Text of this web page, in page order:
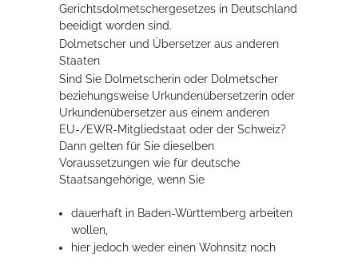
Spaß unter prickelnden Wasserfällen, das rauschende Meer im
Wellenbecken oder doch lieber die pure Entspannung auf der
Sprudelliege im Solebecken?
mehr dazu...
Gerichtsdolmetschergesetzes in Deutschland
beeidigt worden sind.
Dolmetscher und Übersetzer aus anderen
Staaten
Sind Sie Dolmetscherin oder Dolmetscher
beziehungsweise Urkundenübersetzerin oder
Urkundenübersetzer aus einem anderen
EU-/EWR-Mitgliedstaat oder der Schweiz?
Dann gelten für Sie dieselben
Voraussetzungen wie für deutsche
Staatsangehörige, wenn Sie
dauerhaft in Baden-Württemberg arbeiten
wollen,
hier jedoch weder einen Wohnsitz noch